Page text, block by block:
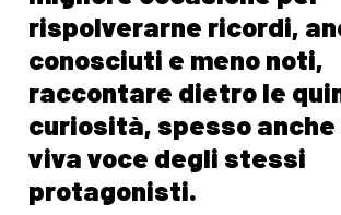
rispolverarne ricordi,
conosciuti e meno noti,
raccontare dietro le
curiosità, spesso
viva voce degli stessi
protagonisti.